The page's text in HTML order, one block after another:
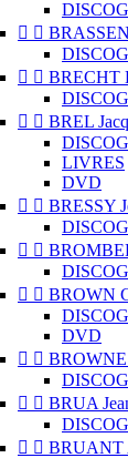
 
  BRECHT
  BREL
LIVRES
DVD
  BRESSY
 
  BROWN
DVD
  BROWNE
  BRUA
  BRUANT